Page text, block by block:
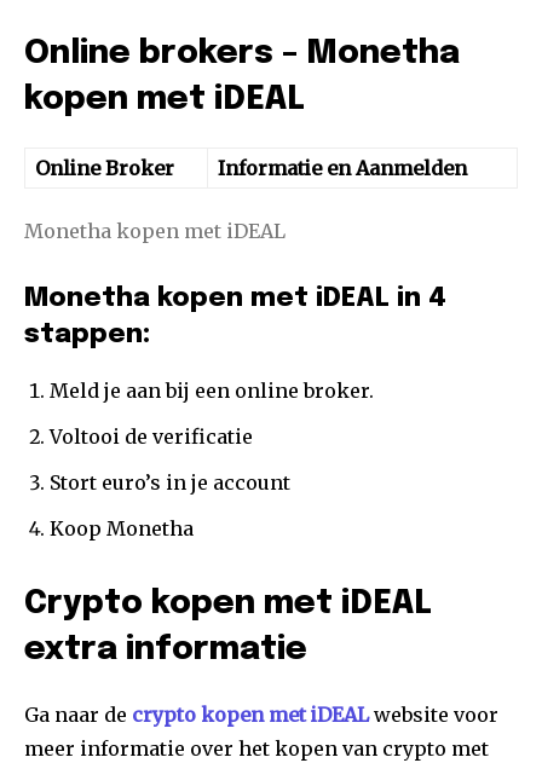
Online brokers – Monetha
kopen met iDEAL
Online Broker Informatie en Aanmelden
Monetha kopen met iDEAL
Monetha kopen met iDEAL in 4
stappen:
Meld je aan bij een online broker.
Voltooi de verificatie
Stort euro’s in je account
Koop Monetha
Crypto kopen met iDEAL
extra informatie
Ga naar de crypto kopen met iDEALwebsite voor
meer informatie over het kopen van crypto met